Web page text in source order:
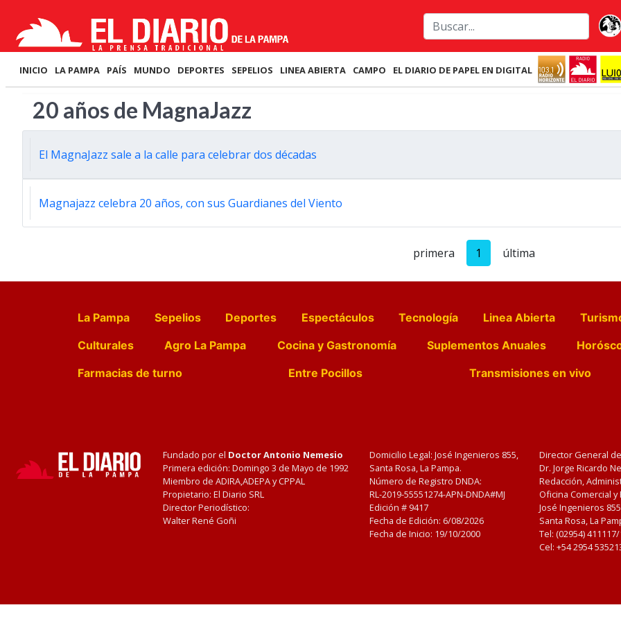
INICIO LA PAMPA PAÍS MUNDO DEPORTES SEPELIOS LINEA ABIERTA CAMPO EL DIARIO DE PAPEL EN DIGITAL
20 años de MagnaJazz
El MagnaJazz sale a la calle para celebrar dos décadas
Magnajazz celebra 20 años, con sus Guardianes del Viento
primera 1 última
La Pampa Sepelios Deportes Espectáculos Tecnología Linea Abierta
Culturales
Agro La Pampa Cocina y Gastronomía Suplementos Anuales
Farmacias de turno
Entre Pocillos Transmisiones en vivo
Fundado por el Doctor Antonio Nemesio
Primera edición: Domingo 3 de Mayo de 1992
Miembro de ADIRA,ADEPA y CPPAL
Propietario: El Diario SRL
Director Periodístico:
Walter René Goñi
Domicilio Legal: José Ingenieros 855,
Santa Rosa, La Pampa.
Número de Registro DNDA:
RL-2019-55551274-APN-DNDA#MJ
Edición # 9417
Fecha de Edición: 6/08/2026
Fecha de Inicio: 19/10/2000
Director General
Dr. Jorge Ricardo
Redacción,
Oficina Comercial
José Ingenieros
Santa Rosa, La
Tel: (02954)
Cel: +54 2954